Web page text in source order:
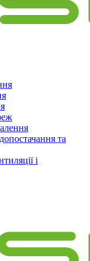
та
і